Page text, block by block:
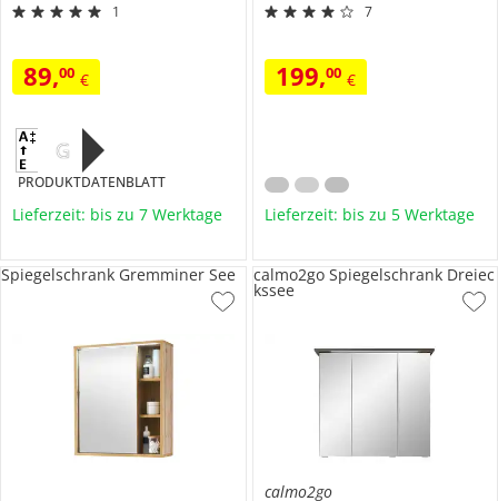
1
89,00 €
G
PRODUKTDATENBLATT
Lieferzeit: bis zu 7 Werktage
7
199,00 €
Lieferzeit: bis zu 5 Werktage
Spiegelschrank Gremminer See
calmo2go
calmo2go Spiegelschrank Dreiec
kssee